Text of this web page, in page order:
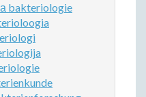
bakteriologie